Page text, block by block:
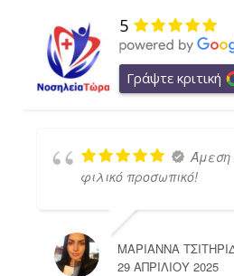
5
Γράψτε κριτική
Άμεση
φιλικό προσωπικό!
ΜΑΡΙΑΝΝΑ
29 ΑΠΡΙΛΊΟΥ 2025